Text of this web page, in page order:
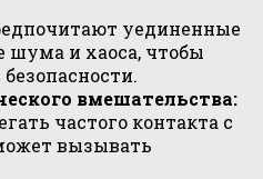
уединенные
шума и хаоса, чтобы
вмешательства:
частого контакта с
вызывать